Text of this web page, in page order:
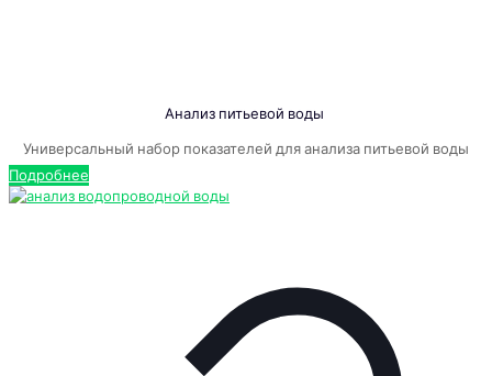
Анализ питьевой воды
Универсальный набор показателей для анализа питьевой воды
Подробнее